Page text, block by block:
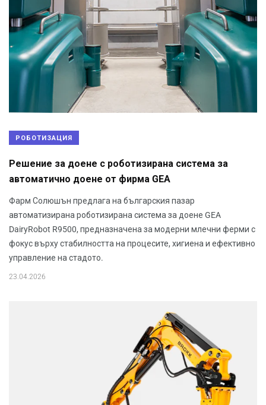
РОБОТИЗАЦИЯ
Решение за доене с роботизирана система за
автоматично доене от фирма GEA
Фарм Солюшън предлага на българския пазар
автоматизирана роботизирана система за доене GEA
DairyRobot R9500, предназначена за модерни млечни ферми с
фокус върху стабилността на процесите, хигиена и ефективно
управление на стадото.
23.04.2026